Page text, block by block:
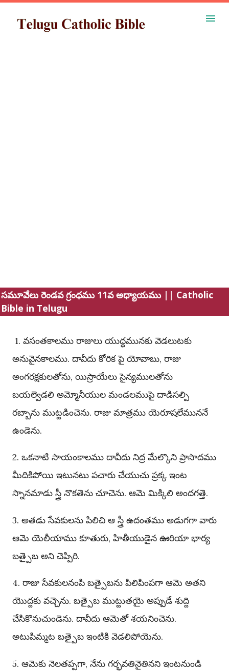
సమూవేలు రెండవ గ్రంధము 11వ అధ్యాయము || Catholic
Bible in Telugu
1. వసంతకాలము రాజులు యుద్ధమునకు వెడలుటకు
అనువైనకాలము. దావీదు కోరిక పై యోవాబు, రాజు
అంగరక్షకులతోను, యిస్రాయేలు సైన్యములతోను
బయల్వెడలి అమ్మోనీయుల మండలముపై దాడిసల్పి
రబ్బాను ముట్టడించెను. రాజు మాత్రము యెరూషలేముననే
ఉండెను.
2. ఒకనాటి సాయంకాలము దావీదు నిద్ర మేల్కొని ప్రాసాదము
మీదికిపోయి ఇటునటు పచారు చేయుచు ప్రక్క ఇంట
స్నానమాడు స్త్రీ నొకతెను చూచెను. ఆమె మిక్కిలి అందగత్తె.
3. అతడు సేవకులను పిలిచి ఆ స్త్రీ ఉదంతము అడుగగా వారు
ఆమె యెలీయాము కూతురు, హితీయుడైన ఊరియా భార్య
బత్పైబ అని చెప్పిరి.
4. రాజు సేవకులనంపి బత్పైబను పిలిపింపగా ఆమె అతని
యొద్దకు వచ్చెను. బత్పైబ ముట్టుతయై అప్పుడే శుద్ది
చేసికొనుచుండెను. దావీదు ఆమెతో శయనించెను.
అటుపిమ్మట బత్పైబ ఇంటికి వెడలిపోయెను.
5. ఆమెకు నెలతప్పగా, నేను గర్భవతినైతినని ఇంటనుండి